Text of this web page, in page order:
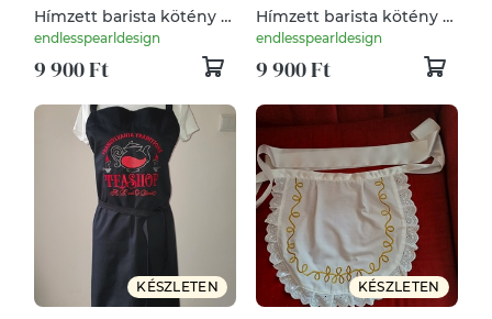
Hímzett barista kötény "
cinderella"
endlesspearldesign
9 900 Ft
Hímzett barista kötény "
ingyen ölelés "
endlesspearldesign
9 900 Ft
KÉSZLETEN KÉSZLETEN